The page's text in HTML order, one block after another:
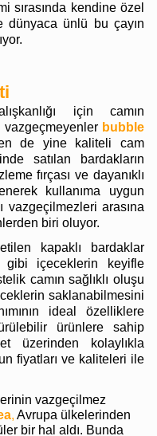
sırasında kendine özel
dünyaca ünlü bu çayın
için camın
vazgeçmeyenler bubble
de yine kaliteli cam
satılan bardakların
fırçası ve dayanıklı
kullanıma uygun
vazgeçilmezleri arasına
biri oluyor.
kapaklı bardaklar
gibi içeceklerin keyifle
camın sağlıklı oluşu
saklanabilmesini
ideal özelliklere
ürünlere sahip
üzerinden kolaylıkla
fiyatları ve kaliteleri ile
vazgeçilmez
, Avrupa ülkelerinden
bir hal aldı. Bunda